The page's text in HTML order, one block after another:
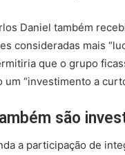
Daniel também
consideradas mais
que o grupo
um “investimento a
são
a participação de